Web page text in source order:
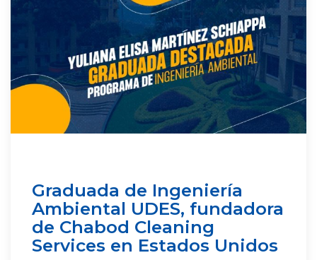
Graduada de Ingeniería
Ambiental UDES, fundadora
de Chabod Cleaning
Services en Estados Unidos